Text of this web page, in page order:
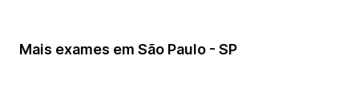
Mais exames em São Paulo - SP